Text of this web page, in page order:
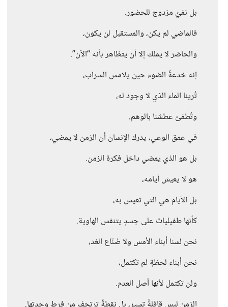
بل نفيٌ مزدوج للحضور.
فالماضي لم يكن، والمستقبل لن يكون،
والحاضر لا يملك إلا أن يتظاهر بأنه “الآن”.
إنه خدعةُ الضوء حين يلامس السراب،
تُرينا الماء الذي لا وجود له،
وتُطفئ عطشنا بالوهم.
في عمق الوعي، يدرك الإنسان أن الزمن لا يمضي،
بل هو الذي يمضي داخل فكرة الزمن.
هو لا يعيش أيامه،
بل الأيام هي التي تعيش به،
كأنها طفيليات على جسدٍ يتنفس الهاوية.
نحن لسنا أبناء الأمس ولا صُنّاع الغد،
نحن أبناء لحظةٍ لم تكتمل،
ولن تكتمل لأنها أصل العدم.